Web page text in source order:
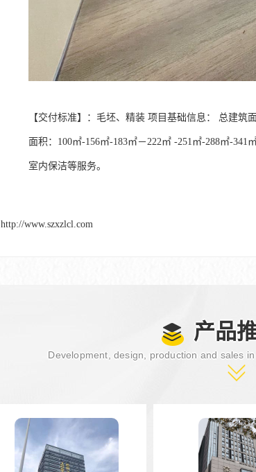
【交付标准】：毛坯、精装 项目基础信息： 总建筑
面积：100㎡-156㎡-183㎡－222㎡ -251㎡-288㎡-
室内保洁等服务。
http://www.szxzlcl.com
产品
Development, design, production and sales